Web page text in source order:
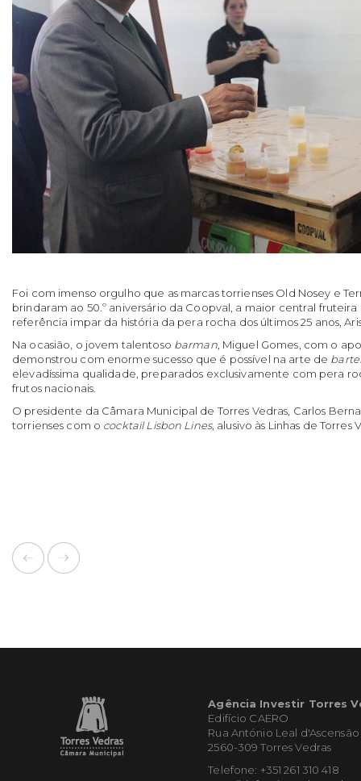
Foi com imenso orgulho que as marcas torrienses Old Nosey e
brindaram ao 50.º aniversário da Coopval, a maior central
referência impar da história da pera rocha dos últimos 25 anos,
Na ocasião, o jovem talentoso barman, Miguel Gomes, com o
demonstrou com enorme sucesso que é possível na arte de
elevadíssima qualidade, preparados exclusivamente com pera
frutos nacionais.
O presidente da Câmara Municipal de Torres Vedras, Carlos
torrienses com o cocktail Lisbon Lines, alusivo às Linhas de Torres
Agência Investir Torres
Edifício CAERO
Rua António Leal d'Ascensão
2560-309 Torres Vedras
Telefone: +351 261 310 418